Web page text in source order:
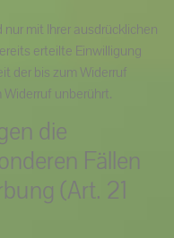
mit Ihrer ausdrücklichen
erteilte Einwilligung
der bis zum Widerruf
unberührt.
die
Fällen
(Art. 21